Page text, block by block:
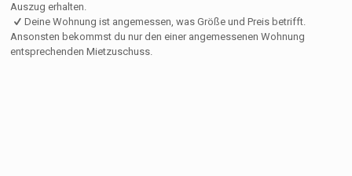
Auszug erhalten.
Deine Wohnung ist angemessen, was Größe und Preis betrifft.
Ansonsten bekommst du nur den einer angemessenen Wohnung
entsprechenden Mietzuschuss.